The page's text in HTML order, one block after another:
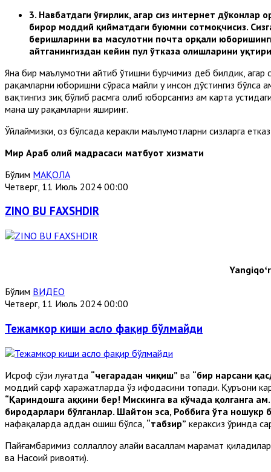
3. Навбатдаги ўғирлик, агар сиз интернет дўконлар
бирор моддий қийматдаги буюмни сотмоқчисиз.
беришларини ва маҳсулотни почта орқали
айтганингиздан кейин пул ўтказа олишларини
Яна бир маълумотни айтиб ўтишни бурчимиз деб билдик, агар
рақамларни юборишни сўраса майли у инсон дўстингиз бўлса
вақтингиз зиқ бўлиб расмга олиб юборсангиз ҳам карта
мана шу рақамларни яширинг.
Ўйлаймизки, оз бўлсада керакли маълумотларни сизларга
Мир Араб олий мадрасаси матбуот хизмати
Бўлим МАҚОЛА
Четверг, 11 Июль 2024 00:00
ZINO BU FAXSHDIR
Бўлим ВИДЕО
Четверг, 11 Июль 2024 00:00
Тежамкор киши асло фақир бўлмайди
Исроф сўзи луғатда “чегарадан чиқиш” ва “бир нарсани
моддий сарф харажатларда ўз ифодасини топади. Қуръони
“Қариндошга ҳаққини бер! Мискинга ва кўчада қолганга
биродарлари бўлганлар. Шайтон эса, Роббига ўта ношукр
нафақаларда ҳаддан ошиш бўлса, “табзир” кераксиз ўринда
Пайғамбаримиз соллаллоҳу алайҳи васаллам марҳамат
ва Насоий ривояти).